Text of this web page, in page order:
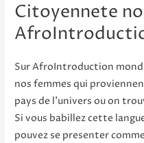
Citoyennete
Sur AfroIntroduction
nos femmes qui
pays de l’univers ou on
Si vous babillez cette
pouvez se presenter